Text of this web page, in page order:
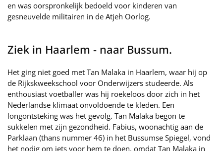
en was oorspronkelijk bedoeld voor kinderen van
gesneuvelde militairen in de Atjeh Oorlog.
Ziek in Haarlem - naar Bussum.
Het ging niet goed met Tan Malaka in Haarlem, waar hij op
de Rijkskweekschool voor Onderwijzers studeerde. Als
enthousiast voetballer was hij roekeloos door zich in het
Nederlandse klimaat onvoldoende te kleden. Een
longontsteking was het gevolg. Tan Malaka begon te
sukkelen met zijn gezondheid. Fabius, woonachtig aan de
Parklaan (thans nummer 46) in het Bussumse Spiegel, vond
het nodig om iets voor hem te doen, omdat Tan Malaka in